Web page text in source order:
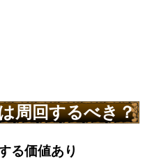
周回するべき？
る価値あり